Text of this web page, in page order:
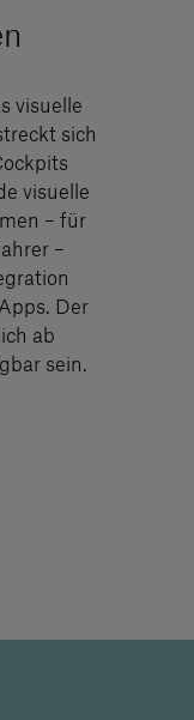
visuelle
sich
visuelle
– für
–
Der
ab
sein.